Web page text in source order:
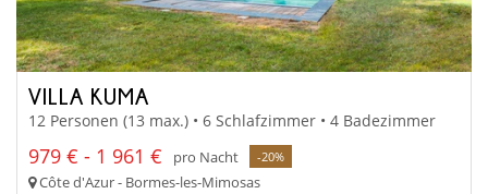
VILLA KUMA
12 Personen (13 max.) • 6 Schlafzimmer • 4 Badezimmer
979 € - 1 961 € pro Nacht -20%
Côte d'Azur - Bormes-les-Mimosas